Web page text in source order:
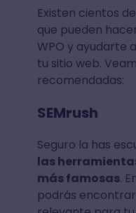
Existen cientos
que pueden
WPO y ayudarte
tu sitio web.
recomendadas:
SEMrush
Seguro la has
las
más famosas.
podrás